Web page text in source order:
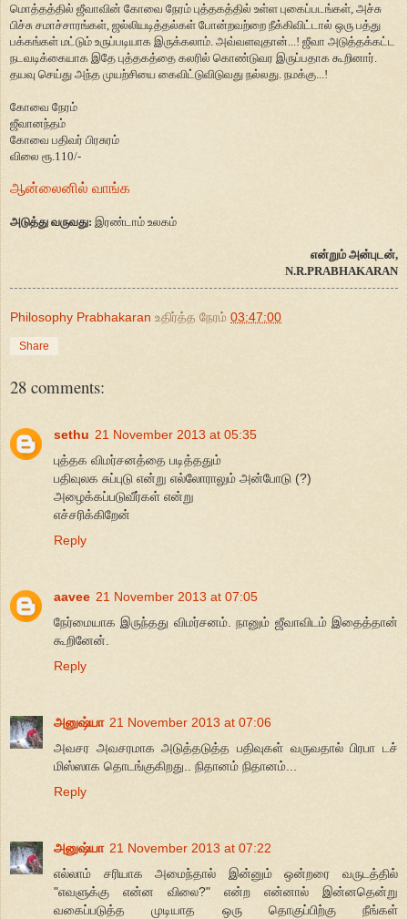
மொத்தத்தில் ஜீவாவின் கோவை நேரம் புத்தகத்தில் உள்ள புகைப்படங்கள், அச்சு
பிச்சு சமாச்சாரங்கள், ஜல்லியடித்தல்கள் போன்றவற்றை நீக்கிவிட்டால் ஒரு பத்து
பக்கங்கள் மட்டும் உருப்படியாக இருக்கலாம். அவ்வளவுதான்...! ஜீவா அடுத்தக்கட்ட
நடவடிக்கையாக இதே புத்தகத்தை கலரில் கொண்டுவர இருப்பதாக கூறினார்.
தயவு செய்து அந்த முயற்சியை கைவிட்டுவிடுவது நல்லது. நமக்கு...!
கோவை நேரம்
ஜீவானந்தம்
கோவை பதிவர் பிரசுரம்
விலை ரூ.110/-
ஆன்லைனில் வாங்க
அடுத்து வருவது: இரண்டாம் உலகம்
என்றும் அன்புடன்,
N.R.PRABHAKARAN
Philosophy Prabhakaran உதிர்த்த நேரம் 03:47:00
Share
28 comments:
sethu 21 November 2013 at 05:35
புத்தக விமர்சனத்தை படித்ததும்
பதிவுலக சுப்புடு என்று எல்லோராலும் அன்போடு (?)
அழைக்கப்படுவீர்கள் என்று
எச்சரிக்கிறேன்
Reply
aavee 21 November 2013 at 07:05
நேர்மையாக இருந்தது விமர்சனம். நானும் ஜீவாவிடம் இதைத்தான்
கூறினேன்.
Reply
அனுஷ்யா 21 November 2013 at 07:06
அவசர அவசரமாக அடுத்தடுத்த பதிவுகள் வருவதால் பிரபா டச்
மிஸ்ஸாக தொடங்குகிறது.. நிதானம் நிதானம்...
Reply
அனுஷ்யா 21 November 2013 at 07:22
எல்லாம் சரியாக அமைந்தால் இன்னும் ஒன்றரை வருடத்தில்
"எவளுக்கு என்ன விலை?" என்ற என்னால் இன்னதென்று
வகைப்படுத்த முடியாத ஒரு தொகுப்பிற்கு நீங்கள்